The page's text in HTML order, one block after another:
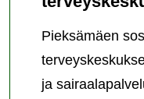
Pieksämäen
ja